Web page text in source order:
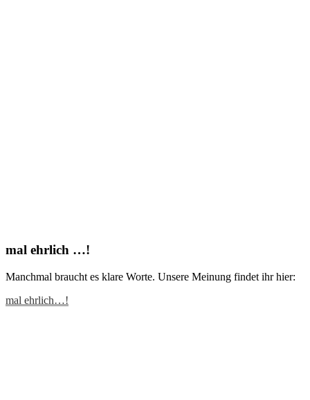
mal ehrlich …!
Manchmal braucht es klare Worte. Unsere Meinung findet ihr hier:
mal ehrlich…!